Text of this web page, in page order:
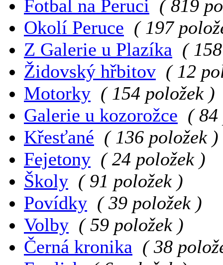
Fotbal na Peruci ( 819
Okolí Peruce ( 197
Z Galerie u Plazíka (
Židovský hřbitov ( 12
Motorky ( 154 položek )
Galerie u kozorožce ( 84
Křesťané ( 136 položek )
Fejetony ( 24 položek )
Školy ( 91 položek )
Povídky ( 39 položek )
Volby ( 59 položek )
Černá kronika ( 38